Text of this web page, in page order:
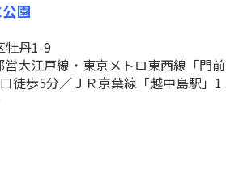
園
牡丹1-9
営大江戸線・東京メトロ東西線「門前
徒歩5分／ＪＲ京葉線「越中島駅」1